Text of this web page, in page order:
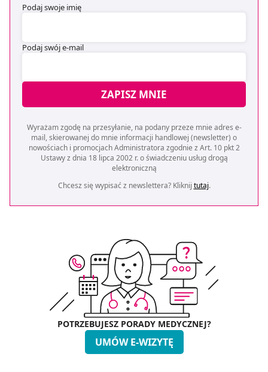
Podaj swoje imię
Podaj swój e-mail
ZAPISZ MNIE
Wyrażam zgodę na przesyłanie, na podany przeze mnie adres e-
mail, skierowanej do mnie informacji handlowej (newsletter) o
nowościach i promocjach Administratora zgodnie z Art. 10 pkt 2
Ustawy z dnia 18 lipca 2002 r. o świadczeniu usług drogą
elektroniczną
Chcesz się wypisać z newslettera? Kliknij tutaj.
POTRZEBUJESZ PORADY MEDYCZNEJ?
UMÓW E-WIZYTĘ